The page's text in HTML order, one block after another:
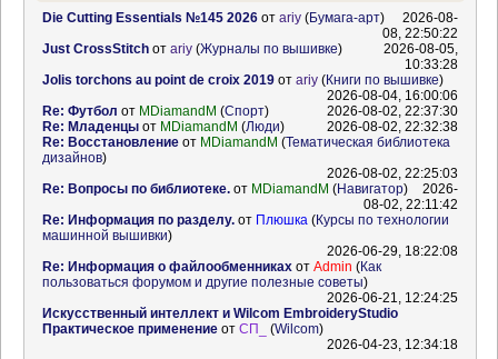
Die Cutting Essentials №145 2026от ariy(Бумага-арт)
2026-08-
08, 22:50:22
Just CrossStitchот ariy(Журналы по вышивке)
2026-08-05,
10:33:28
Jolis torchons au point de croix 2019от ariy(Книги по вышивке)
2026-08-04, 16:00:06
Re: Футбол от MDiamandM (Спорт)
2026-08-02, 22:37:30
Re: Младенцыот MDiamandM (Люди)
2026-08-02, 22:32:38
Re: Восстановлениеот MDiamandM (Тематическая библиотека
дизайнов)
2026-08-02, 22:25:03
Re: Вопросы по библиотеке.от MDiamandM (Навигатор)
2026-
08-02, 22:11:42
Re: Информация по разделу.от Плюшка (Курсы по технологии
машинной вышивки)
2026-06-29, 18:22:08
Re: Информация о файлообменникахот Admin (Как
пользоваться форумом и другие полезные советы)
2026-06-21, 12:24:25
Искусственный интеллект и Wilcom EmbroideryStudio
Практическое применениеот СП_ (Wilcom)
2026-04-23, 12:34:18